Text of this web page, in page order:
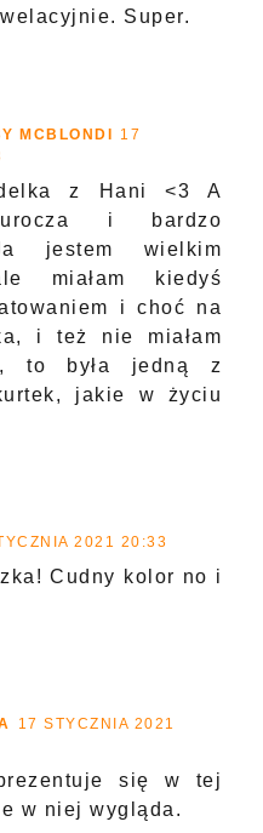
Super.
MCBLONDI
17
z Hani <3 A
i bardzo
jestem wielkim
miałam kiedyś
i choć na
i też nie miałam
to była jedną z
jakie w życiu
2021 20:33
Cudny kolor no i
17 STYCZNIA 2021
się w tej
w niej wygląda.